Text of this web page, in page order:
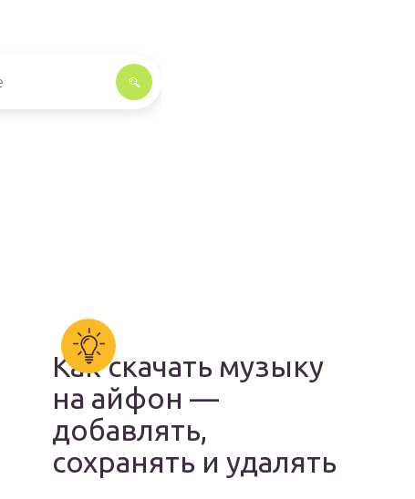
Как скачать музыку
на айфон —
добавлять,
сохранять и удалять